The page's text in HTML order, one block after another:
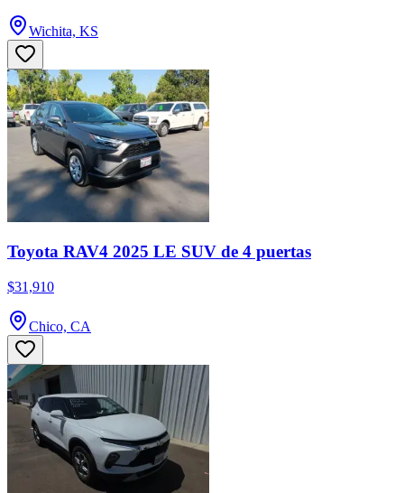
Wichita, KS
Toyota RAV4 2025 LE SUV de 4 puertas
$31,910
Chico, CA